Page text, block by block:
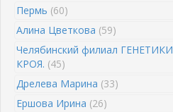
Пермь (60)
Алина Цветкова (59)
Челябинский филиал ГЕНЕТИКИ
КРОЯ. (45)
Дрелева Марина (33)
Ершова Ирина (26)